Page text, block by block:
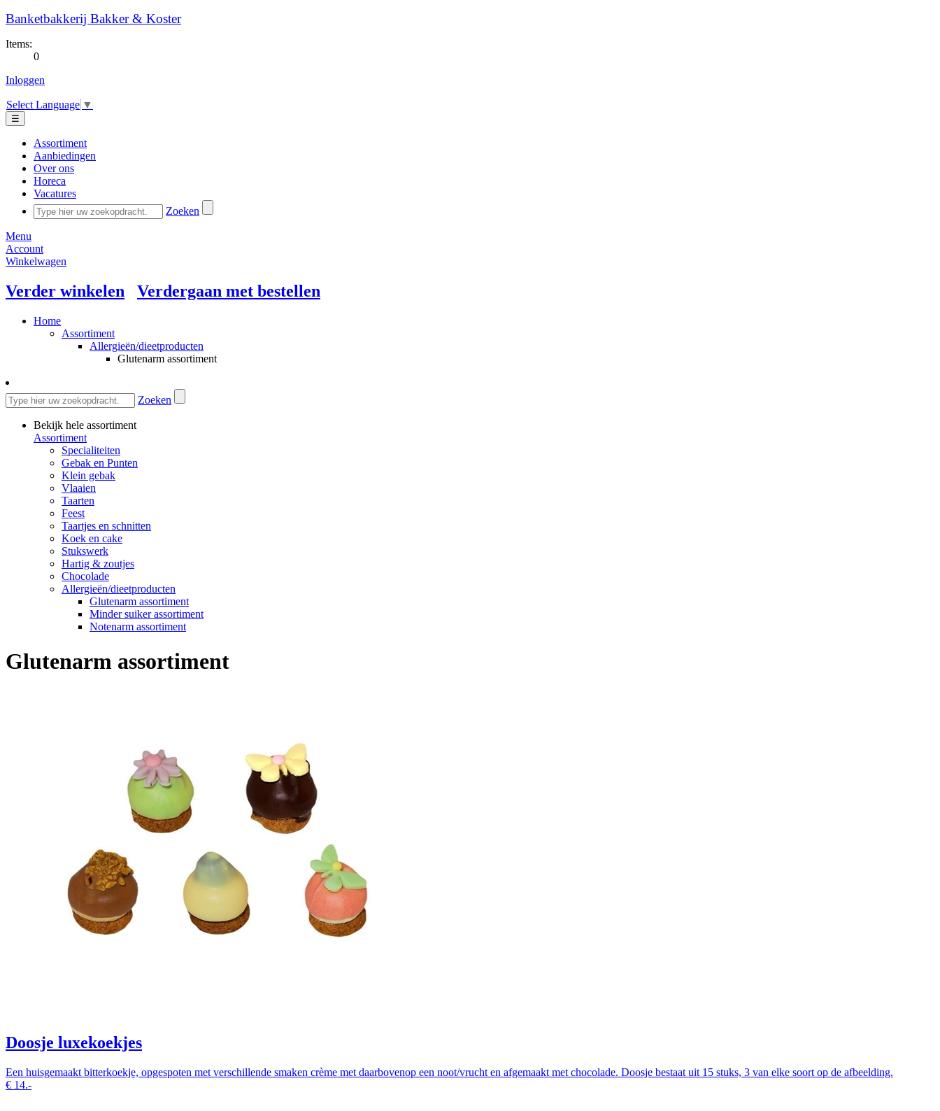
Banketbakkerij Bakker & Koster
Items:
0
Inloggen
Select Language ▼
☰
Assortiment
Aanbiedingen
Over ons
Horeca
Vacatures
Zoeken
Menu
Account
Winkelwagen
Verder winkelen Verdergaan met bestellen
Home
Assortiment
Allergieën/dieetproducten
Glutenarm assortiment
Zoeken
Bekijk hele assortiment
Assortiment
Specialiteiten
Gebak en Punten
Klein gebak
Vlaaien
Taarten
Feest
Taartjes en schnitten
Koek en cake
Stukswerk
Hartig & zoutjes
Chocolade
Allergieën/dieetproducten
Glutenarm assortiment
Minder suiker assortiment
Notenarm assortiment
Glutenarm assortiment
Doosje luxekoekjes
Een huisgemaakt bitterkoekje, opgespoten met verschillende smaken crème met daarbovenop een noot/vrucht en afgemaakt met chocolade. Doosje bestaat uit 15 stuks, 3 van elke soort op de afbeelding.
€ 14.-